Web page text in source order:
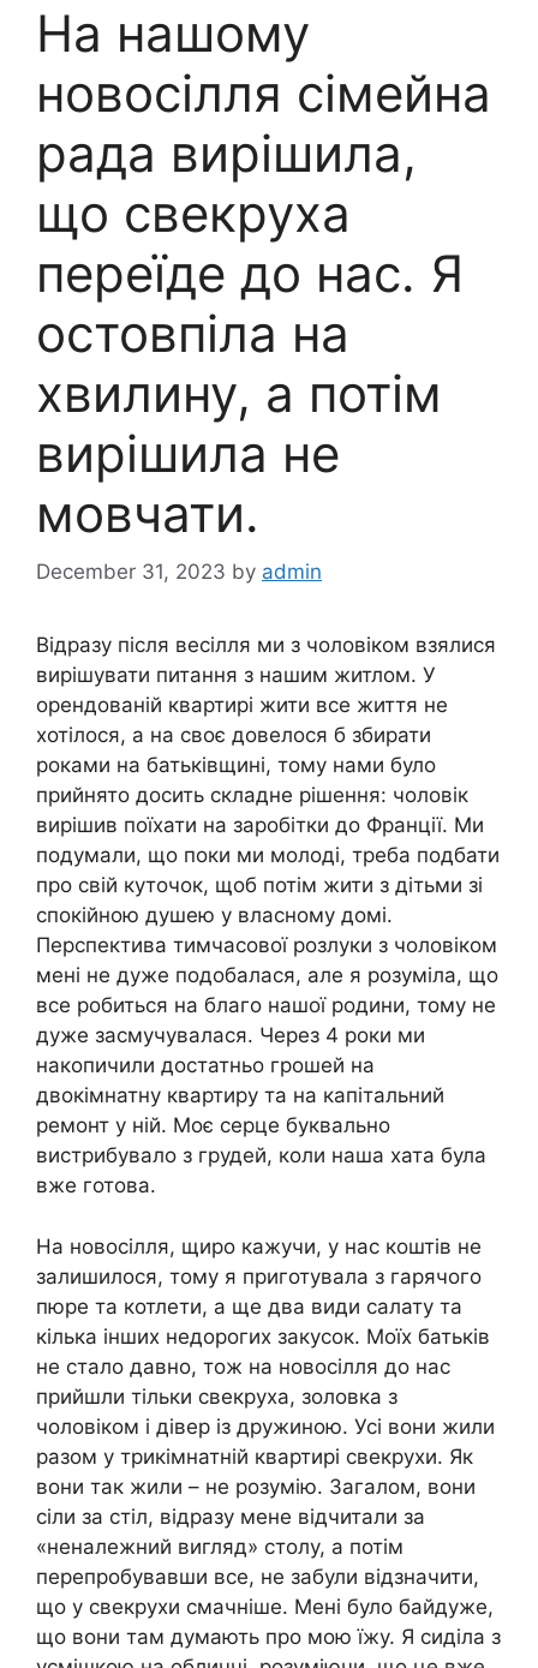
На нашому
новосілля сімейна
рада вирішила,
що свекруха
переїде до нас. Я
остовпіла на
хвилину, а потім
вирішила не
мовчати.
December 31, 2023 by admin
Відразу після весілля ми з чоловіком взялися
вирішувати питання з нашим житлом. У
орендованій квартирі жити все життя не
хотілося, а на своє довелося б збирати
роками на батьківщині, тому нами було
прийнято досить складне рішення: чоловік
вирішив поїхати на заробітки до Франції. Ми
подумали, що поки ми молоді, треба подбати
про свій куточок, щоб потім жити з дітьми зі
спокійною душею у власному домі.
Перспектива тимчасової розлуки з чоловіком
мені не дуже подобалася, але я розуміла, що
все робиться на благо нашої родини, тому не
дуже засмучувалася. Через 4 роки ми
накопичили достатньо грошей на
двокімнатну квартиру та на капітальний
ремонт у ній. Моє серце буквально
вистрибувало з грудей, коли наша хата була
вже готова.
На новосілля, щиро кажучи, у нас коштів не
залишилося, тому я приготувала з гарячого
пюре та котлети, а ще два види салату та
кілька інших недорогих закусок. Моїх батьків
не стало давно, тож на новосілля до нас
прийшли тільки свекруха, золовка з
чоловіком і дівер із дружиною. Усі вони жили
разом у трикімнатній квартирі свекрухи. Як
вони так жили – не розумію. Загалом, вони
сіли за стіл, відразу мене відчитали за
«неналежний вигляд» столу, а потім
перепробувавши все, не забули відзначити,
що у свекрухи смачніше. Мені було байдуже,
що вони там думають про мою їжу. Я сиділа з